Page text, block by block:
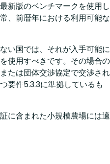
新版のベンチマークを使用し
、前暦年における利用可能な
い国では、それが入手可能に
使用すべきです。その場合の
たは団体交渉協定で交渉され
要件5.3.3に準拠しているも
に含まれた小規模農場には適